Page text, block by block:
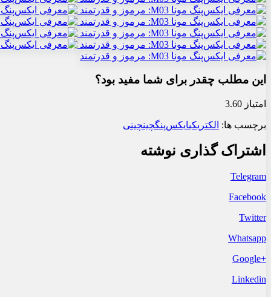
این مطلب چقدر برای شما مفید بود؟
امتیاز 3.60
برچسب ها: الکتریکیایکس‌‌پنگچینچینی
اشتراک گذاری نوشته
Telegram
Facebook
Twitter
Whatsapp
+Google
Linkedin